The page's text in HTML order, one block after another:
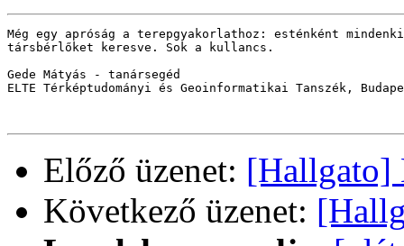
Még egy apróság a terepgyakorlathoz: esténként
társbérlőket keresve. Sok a kullancs.
Gede Mátyás - tanársegéd
ELTE Térképtudományi és Geoinformatikai Tanszék,
Előző üzenet: [Hallgato]
Következő üzenet: